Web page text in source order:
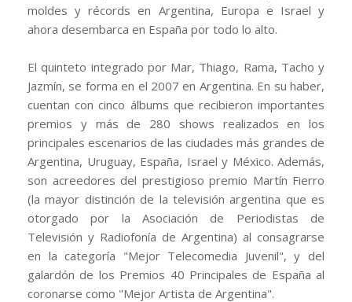
moldes y récords en Argentina, Europa e Israel y
ahora desembarca en España por todo lo alto.
El quinteto integrado por Mar, Thiago, Rama, Tacho y
Jazmín, se forma en el 2007 en Argentina. En su haber,
cuentan con cinco álbums que recibieron importantes
premios y más de 280 shows realizados en los
principales escenarios de las ciudades más grandes de
Argentina, Uruguay, España, Israel y México. Además,
son acreedores del prestigioso premio Martín Fierro
(la mayor distinción de la televisión argentina que es
otorgado por la Asociación de Periodistas de
Televisión y Radiofonía de Argentina) al consagrarse
en la categoría "Mejor Telecomedia Juvenil", y del
galardón de los Premios 40 Principales de España al
coronarse como "Mejor Artista de Argentina".